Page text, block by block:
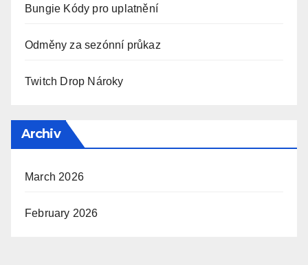
Bungie Kódy pro uplatnění
Odměny za sezónní průkaz
Twitch Drop Nároky
Archiv
March 2026
February 2026